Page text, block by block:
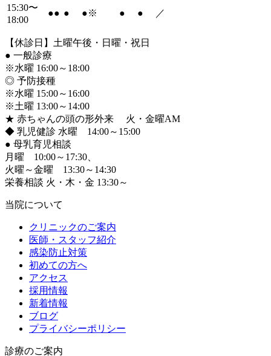
15:30〜
18:00
●● ● ●※ ● ● ／
【休診日】土曜午後・日曜・祝日
● 一般診療
※水曜 16:00～18:00
◎ 予防接種
※水曜 15:00～16:00
※土曜 13:00～14:00
★ 赤ちゃんの頭の形外来 火・金曜AM
◆ 乳児健診 水曜 14:00～15:00
● 母乳育児相談
月曜 10:00～17:30、
火曜～金曜 13:30～14:30
栄養相談 火・木・金 13:30～
当院について
クリニックのご案内
医師・スタッフ紹介
感染防止対策
初めての方へ
アクセス
採用情報
新着情報
ブログ
プライバシーポリシー
診療のご案内